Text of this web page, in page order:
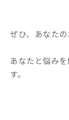
ぜひ、あなた
あなたと悩み
す。